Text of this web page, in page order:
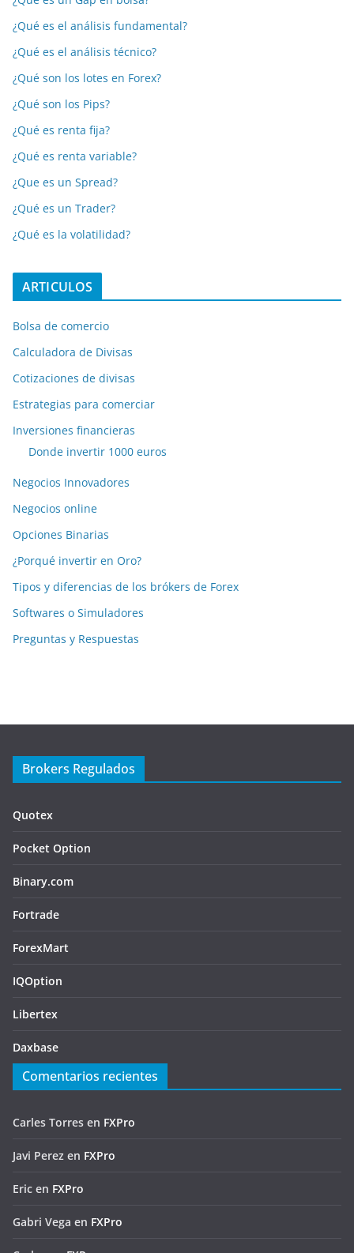
¿Qué es el análisis fundamental?
¿Qué es el análisis técnico?
¿Qué son los lotes en Forex?
¿Qué son los Pips?
¿Qué es renta fija?
¿Qué es renta variable?
¿Que es un Spread?
¿Qué es un Trader?
¿Qué es la volatilidad?
ARTICULOS
Bolsa de comercio
Calculadora de Divisas
Cotizaciones de divisas
Estrategias para comerciar
Inversiones financieras
Donde invertir 1000 euros
Negocios Innovadores
Negocios online
Opciones Binarias
¿Porqué invertir en Oro?
Tipos y diferencias de los brókers de Forex
Softwares o Simuladores
Preguntas y Respuestas
Brokers Regulados
Quotex
Pocket Option
Binary.com
Fortrade
ForexMart
IQOption
Libertex
Daxbase
Comentarios recientes
Carles Torres en FXPro
Javi Perez en FXPro
Eric en FXPro
Gabri Vega en FXPro